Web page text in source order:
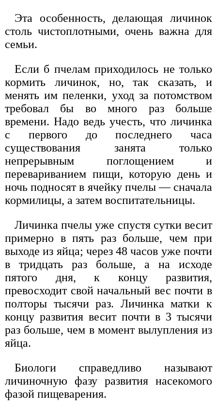
Эта особенность, делающая личинок
столь чистоплотными, очень важна для
семьи.
Если б пчелам приходилось не только
кормить личинок, но, так сказать, и
менять им пеленки, уход за потомством
требовал бы во много раз больше
времени. Надо ведь учесть, что личинка
с первого до последнего часа
существования занята только
непрерывным поглощением и
перевариванием пищи, которую день и
ночь подносят в ячейку пчелы — сначала
кормилицы, а затем воспитательницы.
Личинка пчелы уже спустя сутки весит
примерно в пять раз больше, чем при
выходе из яйца; через 48 часов уже почти
в тридцать раз больше, а на исходе
пятого дня, к концу развития,
превосходит свой начальный вес почти в
полторы тысячи раз. Личинка матки к
концу развития весит почти в 3 тысячи
раз больше, чем в момент вылупления из
яйца.
Биологи справедливо называют
личиночную фазу развития насекомого
фазой пищеварения.